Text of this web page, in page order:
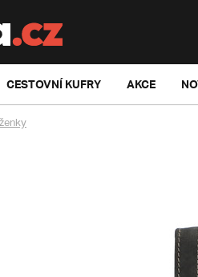
CESTOVNÍ KUFRY AKCE